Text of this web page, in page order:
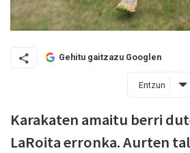
Gehitu gaitzazu Googlen
Entzun
Karakaten amaitu berri
LaRoita erronka. Aurten